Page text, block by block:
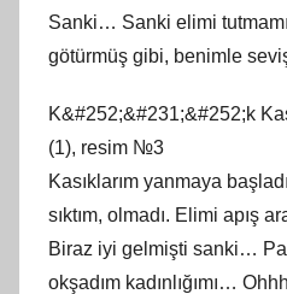
Sanki… Sanki elimi
götürmüş gibi, benimle
K&#252;&#231;&#252;k
(1), resim №3
Kasıklarım yanmaya
sıktım, olmadı. Elimi apış
Biraz iyi gelmişti sanki…
okşadım kadınlığımı…